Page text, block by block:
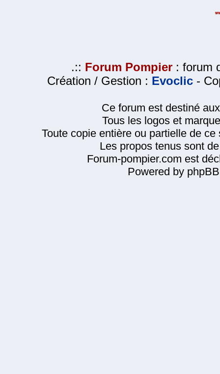
.:: Forum Pompier : forum
Création / Gestion : Evoclic -
Ce forum est destiné
Tous les logos et
Toute copie entière ou partielle de
Les propos tenus sont
Forum-pompier.com est
Powered by